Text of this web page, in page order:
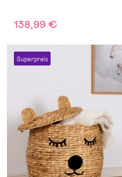
138,99 €
Superpreis